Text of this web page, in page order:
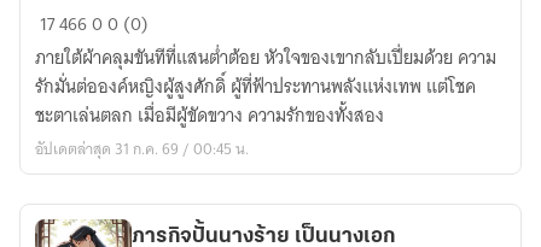
ปลอม
เป็น
ขันที
มา
ขยี้
ใจ
หญิง
1746600 (0)
ภายใต้ผ้าคลุมขันทีที่แสนต่ำต้อย หัวใจของเขากลับเปี่ยมด้วย ความ
รักมั่นต่อองค์หญิงผู้สูงศักดิ์ ผู้ที่ฟ้าประทานพลังแห่งเทพ แต่โชค
ชะตาเล่นตลก เมื่อมีผู้ขัดขวาง ความรักของทั้งสอง
อัปเดตล่าสุด 31 ก.ค. 69 / 00:45 น.
ภารกิจปั้นนางร้าย เป็นนางเอก